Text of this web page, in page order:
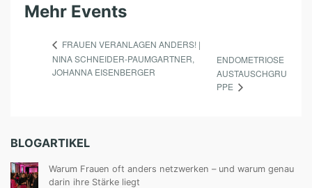
Mehr Events
FRAUEN VERANLAGEN ANDERS! |
NINA SCHNEIDER-PAUMGARTNER,
JOHANNA EISENBERGER
ENDOMETRIOSE
AUSTAUSCHGRU
PPE
BLOGARTIKEL
Warum Frauen oft anders netzwerken – und warum genau
darin ihre Stärke liegt